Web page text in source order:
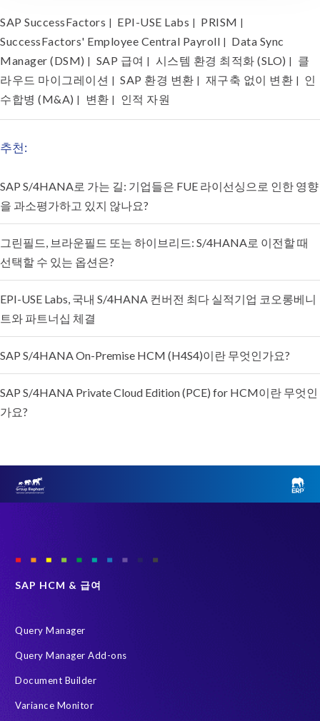
SAP SuccessFactors | EPI-USE Labs | PRISM |
SuccessFactors' Employee Central Payroll | Data Sync
Manager (DSM) | SAP 급여 | 시스템 환경 최적화 (SLO) | 클
라우드 마이그레이션 | SAP 환경 변환 | 재구축 없이 변환 | 인
수합병 (M&A) | 변환 | 인적 자원
추천:
SAP S/4HANA로 가는 길: 기업들은 FUE 라이선싱으로 인한 영향
을 과소평가하고 있지 않나요?
그린필드, 브라운필드 또는 하이브리드: S/4HANA로 이전할 때
선택할 수 있는 옵션은?
EPI-USE Labs, 국내 S/4HANA 컨버전 최다 실적기업 코오롱베니
트와 파트너십 체결
SAP S/4HANA On-Premise HCM (H4S4)이란 무엇인가요?
SAP S/4HANA Private Cloud Edition (PCE) for HCM이란 무엇인
가요?
SAP HCM & 급여
Query Manager
Query Manager Add-ons
Document Builder
Variance Monitor